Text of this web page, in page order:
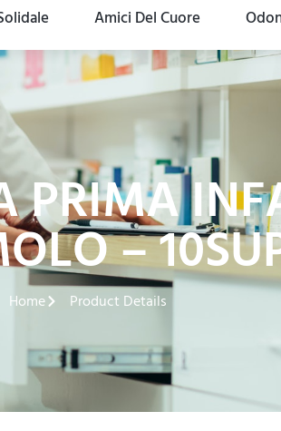
Amici Del Cuore
PRIMA
–
Home Product Details